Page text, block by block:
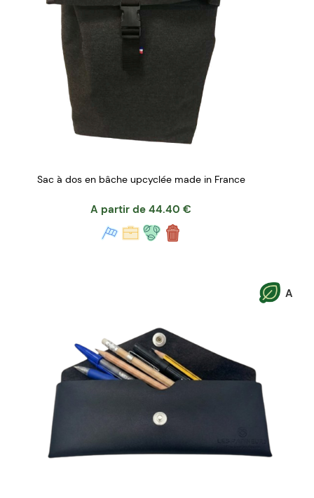
Sac à dos en bâche upcyclée made in France
A partir de 44.40 €
A